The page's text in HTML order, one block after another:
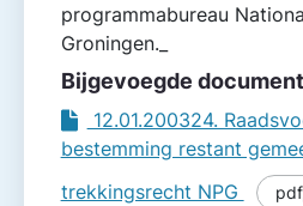
programmabureau
Groningen._
Bijgevoegde
12.01.200324.
bestemming restant
trekkingsrecht NPG
pdf